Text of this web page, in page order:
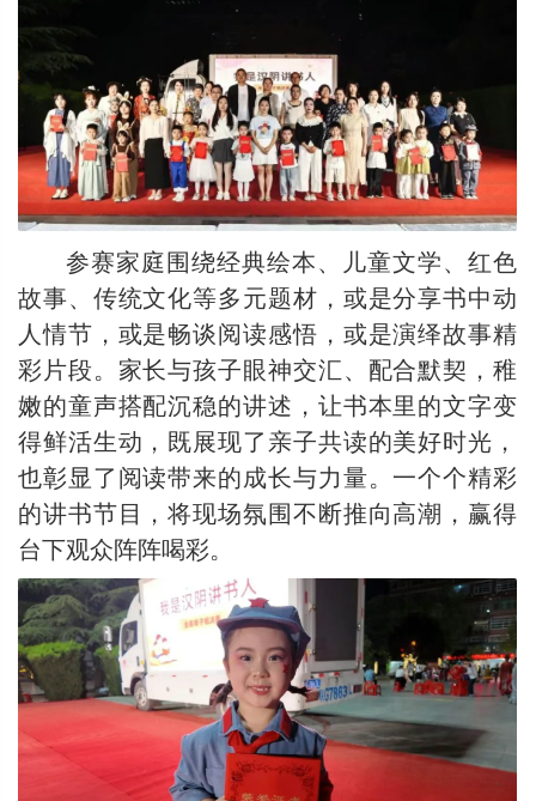
参赛家庭围绕经典绘本、儿童文学、红色
故事、传统文化等多元题材，或是分享书中动
人情节，或是畅谈阅读感悟，或是演绎故事精
彩片段。家长与孩子眼神交汇、配合默契，稚
嫩的童声搭配沉稳的讲述，让书本里的文字变
得鲜活生动，既展现了亲子共读的美好时光，
也彰显了阅读带来的成长与力量。一个个精彩
的讲书节目，将现场氛围不断推向高潮，赢得
台下观众阵阵喝彩。